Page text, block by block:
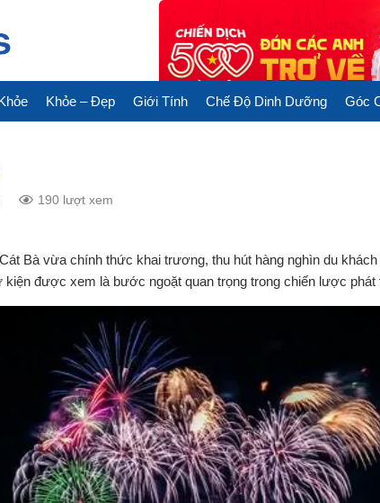
Khỏe – Đẹp Giới Tính Chế Độ Dinh Dưỡng Góc
190 lượt xem
Bà vừa chính thức khai trương, thu hút hàng nghìn du khách
được xem là bước ngoặt quan trọng trong chiến lược phát